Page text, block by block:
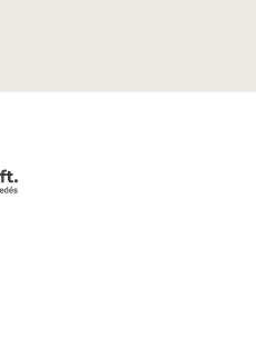
Paris-green B